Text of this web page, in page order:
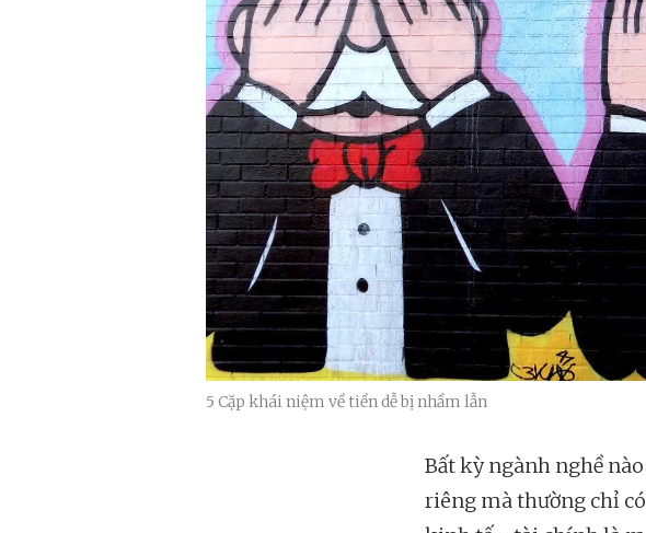
5 Cặp khái niệm về tiền dễ bị nhầm lẫn
Bất kỳ ngành nghề
riêng mà thường chỉ